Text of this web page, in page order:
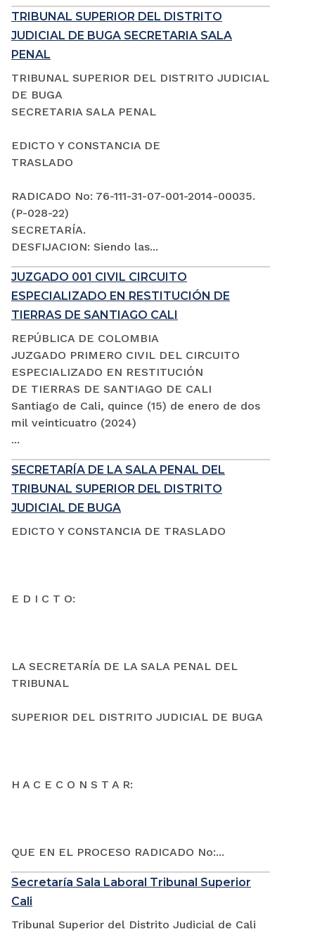
TRIBUNAL SUPERIOR DEL DISTRITO
JUDICIAL DE BUGA SECRETARIA SALA
PENAL
TRIBUNAL SUPERIOR DEL DISTRITO JUDICIAL
DE BUGA
SECRETARIA SALA PENAL
EDICTO Y CONSTANCIA DE
TRASLADO
RADICADO No: 76-111-31-07-001-2014-00035.
(P-028-22)
SECRETARÍA.
DESFIJACION: Siendo las...
JUZGADO 001 CIVIL CIRCUITO
ESPECIALIZADO EN RESTITUCIÓN DE
TIERRAS DE SANTIAGO CALI
REPÚBLICA DE COLOMBIA
JUZGADO PRIMERO CIVIL DEL CIRCUITO
ESPECIALIZADO EN RESTITUCIÓN
DE TIERRAS DE SANTIAGO DE CALI
Santiago de Cali, quince (15) de enero de dos
mil veinticuatro (2024)
...
SECRETARÍA DE LA SALA PENAL DEL
TRIBUNAL SUPERIOR DEL DISTRITO
JUDICIAL DE BUGA
EDICTO Y CONSTANCIA DE TRASLADO
E D I C T O:
LA SECRETARÍA DE LA SALA PENAL DEL
TRIBUNAL
SUPERIOR DEL DISTRITO JUDICIAL DE BUGA
H A C E C O N S T A R:
QUE EN EL PROCESO RADICADO No:...
Secretaría Sala Laboral Tribunal Superior
Cali
Tribunal Superior del Distrito Judicial de Cali